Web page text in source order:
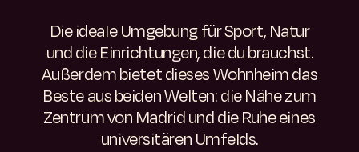
Die ideale Umgebung für Sport, Natur
und die Einrichtungen, die du brauchst.
Außerdem bietet dieses Wohnheim das
Beste aus beiden Welten: die Nähe zum
Zentrum von Madrid und die Ruhe eines
universitären Umfelds.